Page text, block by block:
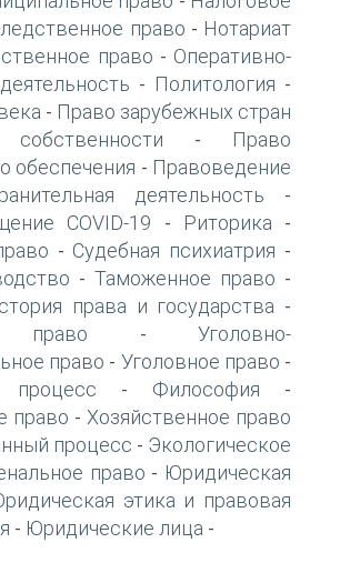
право - Нотариат
право - Оперативно-
- Политология -
- Право зарубежных стран
-
Право
обеспечения - Правоведение
деятельность -
COVID-19 - Риторика -
- Судебная психиатрия -
- Таможенное право -
права и государства -
право -Уголовно-
право - Уголовное право -
процесс - Философия -
право - Хозяйственное право
процесс - Экологическое
право - Юридическая
этика и правовая
- Юридические лица -